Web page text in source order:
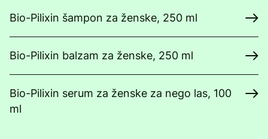
Bio-Pilixin šampon za ženske, 250 ml
Bio-Pilixin balzam za ženske, 250 ml
Bio-Pilixin serum za ženske za nego las, 100
ml